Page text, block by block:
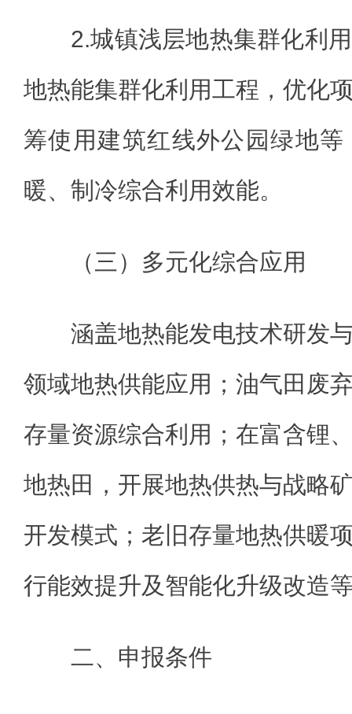
2.城镇浅层地热集群化利
地热能集群化利用工程，优化
筹使用建筑红线外公园绿地
暖、制冷综合利用效能。
（三）多元化综合应用
涵盖地热能发电技术研发
领域地热供能应用；油气田废
存量资源综合利用；在富含锂
地热田，开展地热供热与战略
开发模式；老旧存量地热供暖
行能效提升及智能化升级改造
二、申报条件